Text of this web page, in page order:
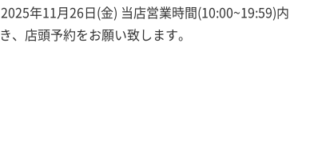
年11月26日(金) 当店営業時間(10:00~19:59)内
店頭予約をお願い致します。